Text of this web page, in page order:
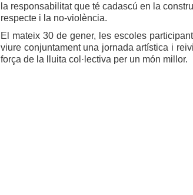
la responsabilitat que té cadascú en la
respecte i la no-violència.
El mateix 30 de gener, les escoles
viure conjuntament una jornada artística i
força de la lluita col·lectiva per un món millor.